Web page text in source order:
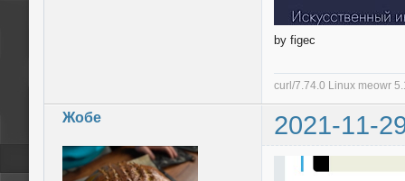
by figec
curl/7.74.0 Linux meowr
Жобе 2021-11-